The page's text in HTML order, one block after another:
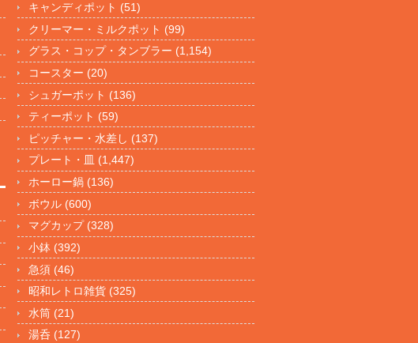
キャンディポット (51)
クリーマー・ミルクポット (99)
グラス・コップ・タンブラー (1,154)
コースター (20)
シュガーポット (136)
ティーポット (59)
ピッチャー・水差し (137)
プレート・皿 (1,447)
ホーロー鍋 (136)
ボウル (600)
マグカップ(328)
小鉢 (392)
急須 (46)
昭和レトロ雑貨 (325)
水筒 (21)
湯呑 (127)